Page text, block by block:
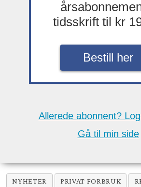
tidsskrift til kr
Bestill her
Allerede abonnent?
Gå til min side
NYHETER PRIVAT FORBRUK